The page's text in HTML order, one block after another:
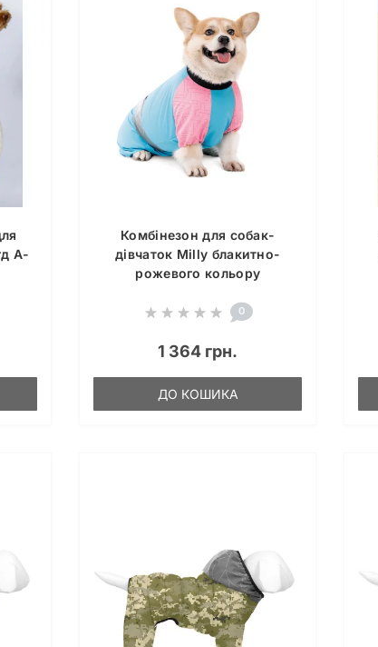
A-
Комбінезон для собак-
дівчаток Milly блакитно-
рожевого кольору
0
1 364 грн.
ДО КОШИКА